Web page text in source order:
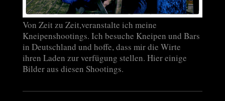
Von Zeit zu Zeit,veranstalte ich meine
Kneipenshootings. Ich besuche Kneipen und Bars
in Deutschland und hoffe, dass mir die Wirte
ihren Laden zur verfügung stellen. Hier einige
Bilder aus diesen Shootings.